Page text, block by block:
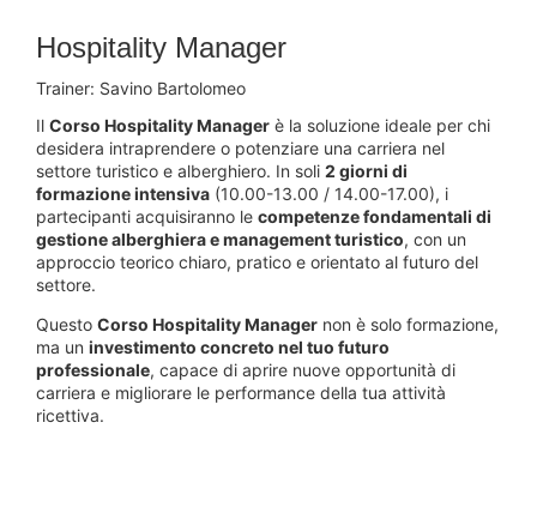
Hospitality Manager
Trainer: Savino Bartolomeo
Il Corso Hospitality Manager è la soluzione ideale per chi
desidera intraprendere o potenziare una carriera nel
settore turistico e alberghiero. In soli 2 giorni di
formazione intensiva (10.00-13.00 / 14.00-17.00), i
partecipanti acquisiranno le competenze fondamentali di
gestione alberghiera e management turistico, con un
approccio teorico chiaro, pratico e orientato al futuro del
settore.
Questo Corso Hospitality Manager non è solo formazione,
ma un investimento concreto nel tuo futuro
professionale, capace di aprire nuove opportunità di
carriera e migliorare le performance della tua attività
ricettiva.